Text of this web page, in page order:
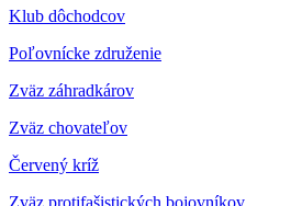
Klub dôchodcov
Poľovnícke združenie
Zväz záhradkárov
Zväz chovateľov
Červený kríž